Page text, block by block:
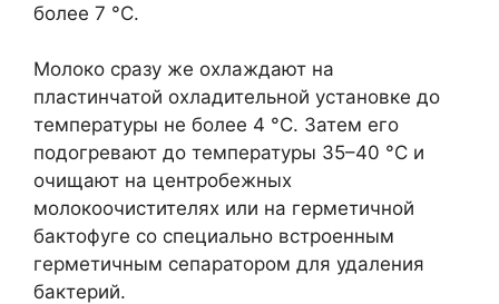
более 7 °С.
Молоко сразу же охлаждают на
пластинчатой охладительной установке до
температуры не более 4 °С. Затем его
подогревают до температуры 35–40 °С и
очищают на центробежных
молокоочистителях или на герметичной
бактофуге со специально встроенным
герметичным сепаратором для удаления
бактерий.